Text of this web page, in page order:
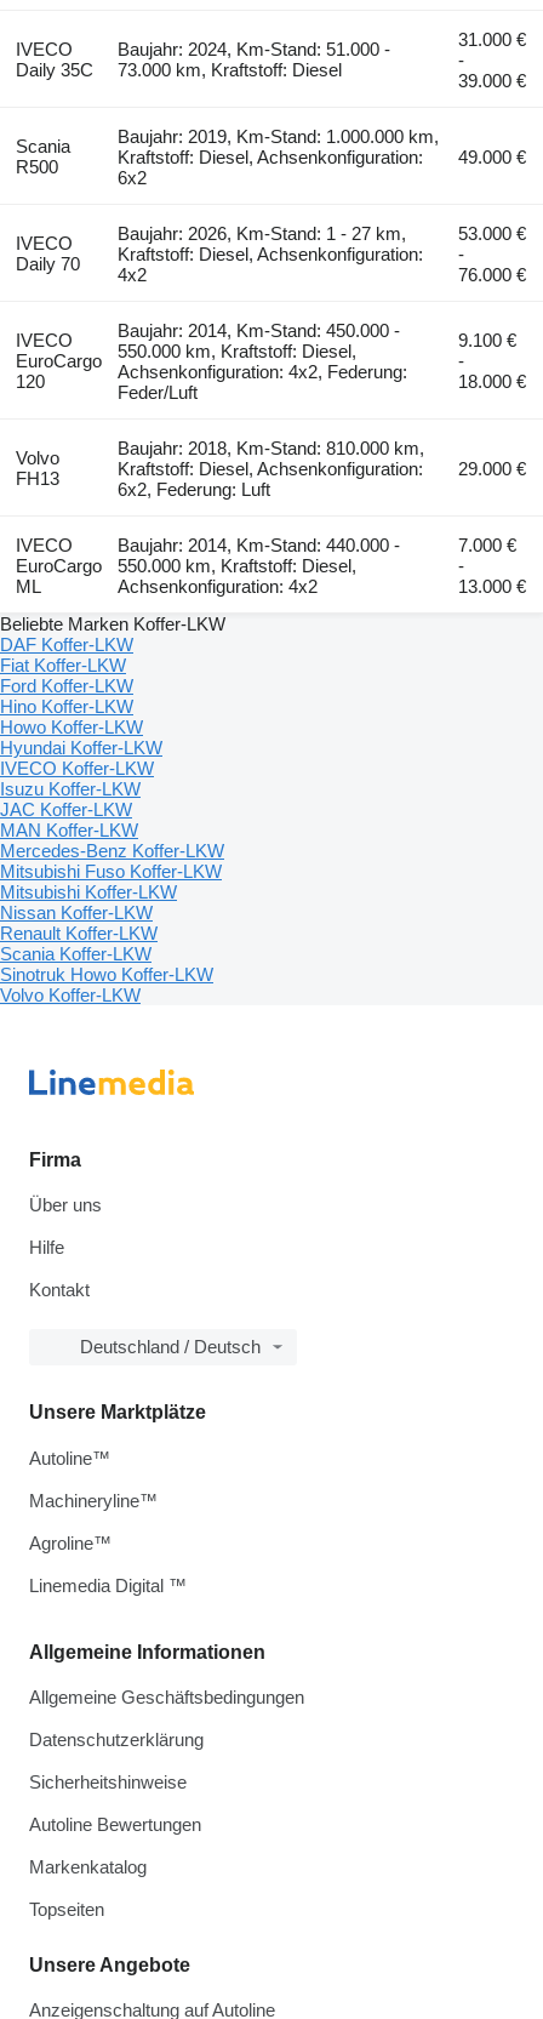
IVECO
Daily 35C
Baujahr: 2024, Km-Stand: 51.000 -
73.000 km, Kraftstoff: Diesel
31.000 €
-
39.000 €
Scania
R500
Baujahr: 2019, Km-Stand: 1.000.000 km,
Kraftstoff: Diesel, Achsenkonfiguration:
6x2
49.000 €
IVECO
Daily 70
Baujahr: 2026, Km-Stand: 1 - 27 km,
Kraftstoff: Diesel, Achsenkonfiguration:
4x2
53.000 €
-
76.000 €
IVECO
EuroCargo
120
Baujahr: 2014, Km-Stand: 450.000 -
550.000 km, Kraftstoff: Diesel,
Achsenkonfiguration: 4x2, Federung:
Feder/Luft
9.100 €
-
18.000 €
Volvo
FH13
Baujahr: 2018, Km-Stand: 810.000 km,
Kraftstoff: Diesel, Achsenkonfiguration:
6x2, Federung: Luft
29.000 €
IVECO
EuroCargo
ML
Baujahr: 2014, Km-Stand: 440.000 -
550.000 km, Kraftstoff: Diesel,
Achsenkonfiguration: 4x2
7.000 €
-
13.000 €
Beliebte Marken Koffer-LKW
DAF Koffer-LKW
Fiat Koffer-LKW
Ford Koffer-LKW
Hino Koffer-LKW
Howo Koffer-LKW
Hyundai Koffer-LKW
IVECO Koffer-LKW
Isuzu Koffer-LKW
JAC Koffer-LKW
MAN Koffer-LKW
Mercedes-Benz Koffer-LKW
Mitsubishi Fuso Koffer-LKW
Mitsubishi Koffer-LKW
Nissan Koffer-LKW
Renault Koffer-LKW
Scania Koffer-LKW
Sinotruk Howo Koffer-LKW
Volvo Koffer-LKW
Firma
Über uns
Hilfe
Kontakt
Deutschland / Deutsch
Allgemeine Informationen
Allgemeine Geschäftsbedingungen
Datenschutzerklärung
Sicherheitshinweise
Autoline Bewertungen
Markenkatalog
Topseiten
Unsere Angebote
Anzeigenschaltung auf Autoline
Unsere Marktplätze
Autoline™
Machineryline™
Agroline™
Linemedia Digital ™